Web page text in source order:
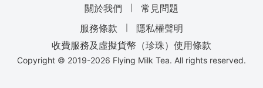
關於我們 ｜
常見問題
服務條款
｜
隱私權聲明
收費服務及虛擬貨幣（珍珠）使用條款
Copyright © 2019-2026 Flying Milk Tea. All rights reserved.